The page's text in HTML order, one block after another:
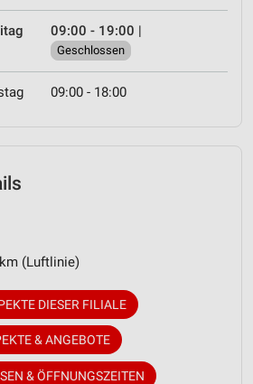
09:00 - 19:00 |
Geschlossen
09:00 - 18:00
(Luftlinie)
DIESER FILIALE
& ANGEBOTE
& ÖFFNUNGSZEITEN